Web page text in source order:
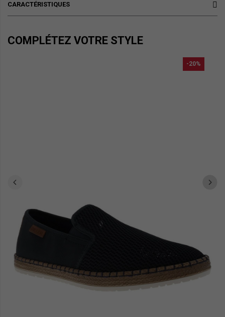
CARACTÉRISTIQUES
COMPLÉTEZ VOTRE STYLE
-20%